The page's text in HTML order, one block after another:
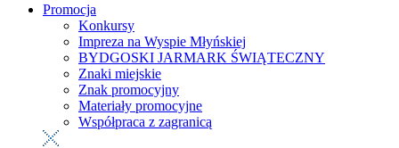
Promocja
Konkursy
Impreza na Wyspie Młyńskiej
BYDGOSKI JARMARK ŚWIĄTECZNY
Znaki miejskie
Znak promocyjny
Materiały promocyjne
Współpraca z zagranicą